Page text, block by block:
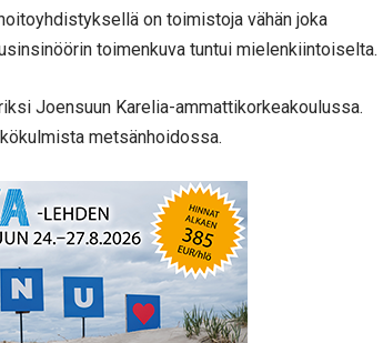
on toimistoja vähän joka
toimenkuva tuntui mielenkiintoiselta.
Joensuun Karelia-ammattikorkeakoulussa.
metsänhoidossa.